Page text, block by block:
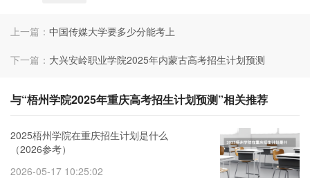
上一篇： 中国传媒大学要多少分能考上
下一篇： 大兴安岭职业学院2025年内蒙古高考招生计划预测
与“梧州学院2025年重庆高考招生计划预测”相关推荐
2025梧州学院在重庆招生计划是什么
（2026参考）
2026-05-17 10:25:02